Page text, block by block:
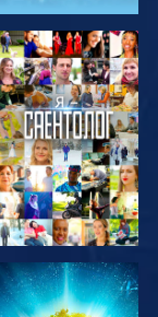
СМОТРЕТЬ